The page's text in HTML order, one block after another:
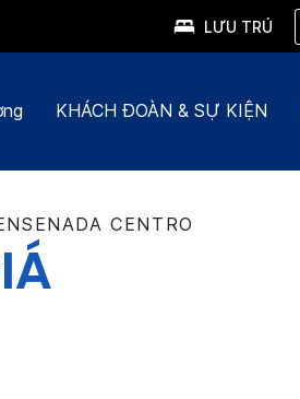
LƯU TRÚ
KHÁCH ĐOÀN & SỰ KIỆN
CENTRO